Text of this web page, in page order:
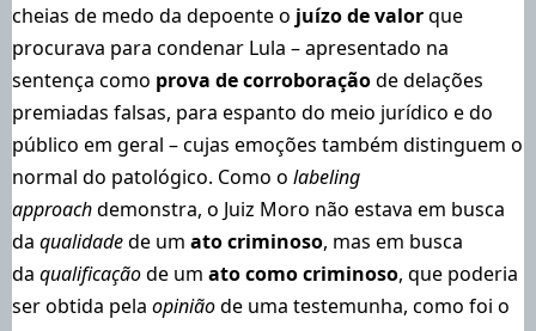
cheias de medo da depoente o juízo de valorque
procurava para condenar Lula – apresentado na
sentença como prova de corroboraçãode delações
premiadas falsas, para espanto do meio jurídico e do
público em geral – cujas emoções também distinguem o
normal do patológico. Como o labeling
approachdemonstra, o Juiz Moro não estava em busca
da qualidadede um ato criminoso, mas em busca
da qualificaçãode um ato como criminoso, que poderia
ser obtida pela opiniãode uma testemunha, como foi o